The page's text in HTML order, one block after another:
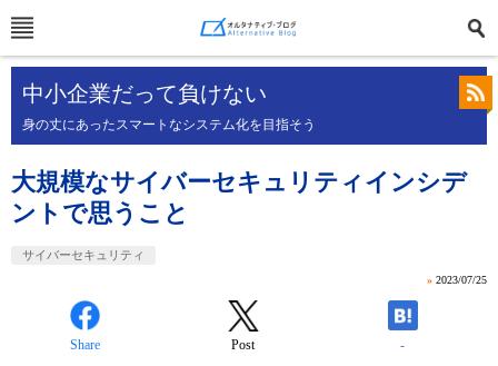
中小企業だって負けない
身の丈にあったスマートなシステム化を目指そう
大規模なサイバーセキュリティインシデ
ントで思うこと
サイバーセキュリティ
» 2023/07/25
Share Post -